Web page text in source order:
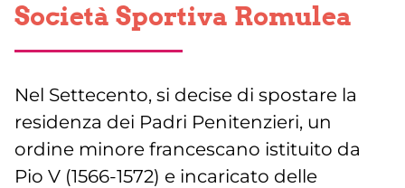
Società Sportiva Romulea
Nel Settecento, si decise di spostare la
residenza dei Padri Penitenzieri, un
ordine minore francescano istituito da
Pio V (1566-1572) e incaricato delle